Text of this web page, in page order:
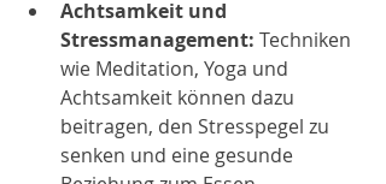
Achtsamkeit und
Stressmanagement: Techniken
wie Meditation, Yoga und
Achtsamkeit können dazu
beitragen, den Stresspegel zu
senken und eine gesunde